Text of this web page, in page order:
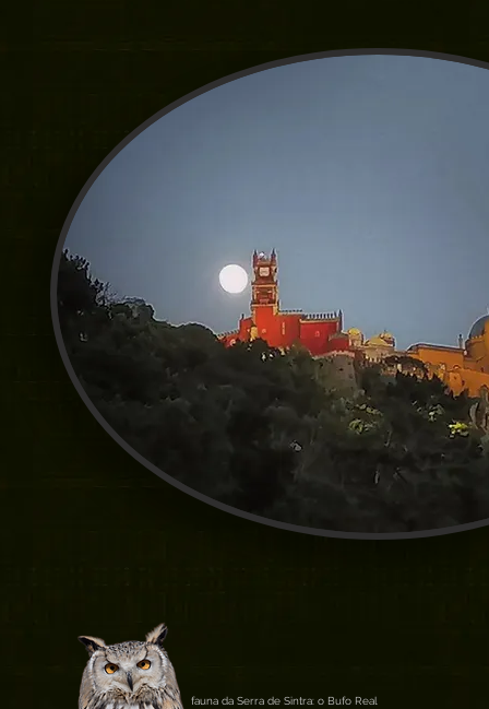
fauna da Serra de Sintra: o Bufo Real